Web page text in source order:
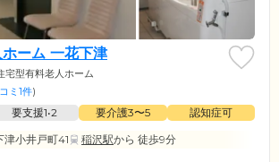
ーム 一花下津
宅型有料老人ホーム
ミ1件)
要支援1•2 要介護3〜5
認知症可
小井戸町41
稲沢駅から 徒歩9分